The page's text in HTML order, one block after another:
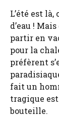
L’été est
d’eau !
partir en
pour la
préfèrent
fait un
tragique
bouteille.